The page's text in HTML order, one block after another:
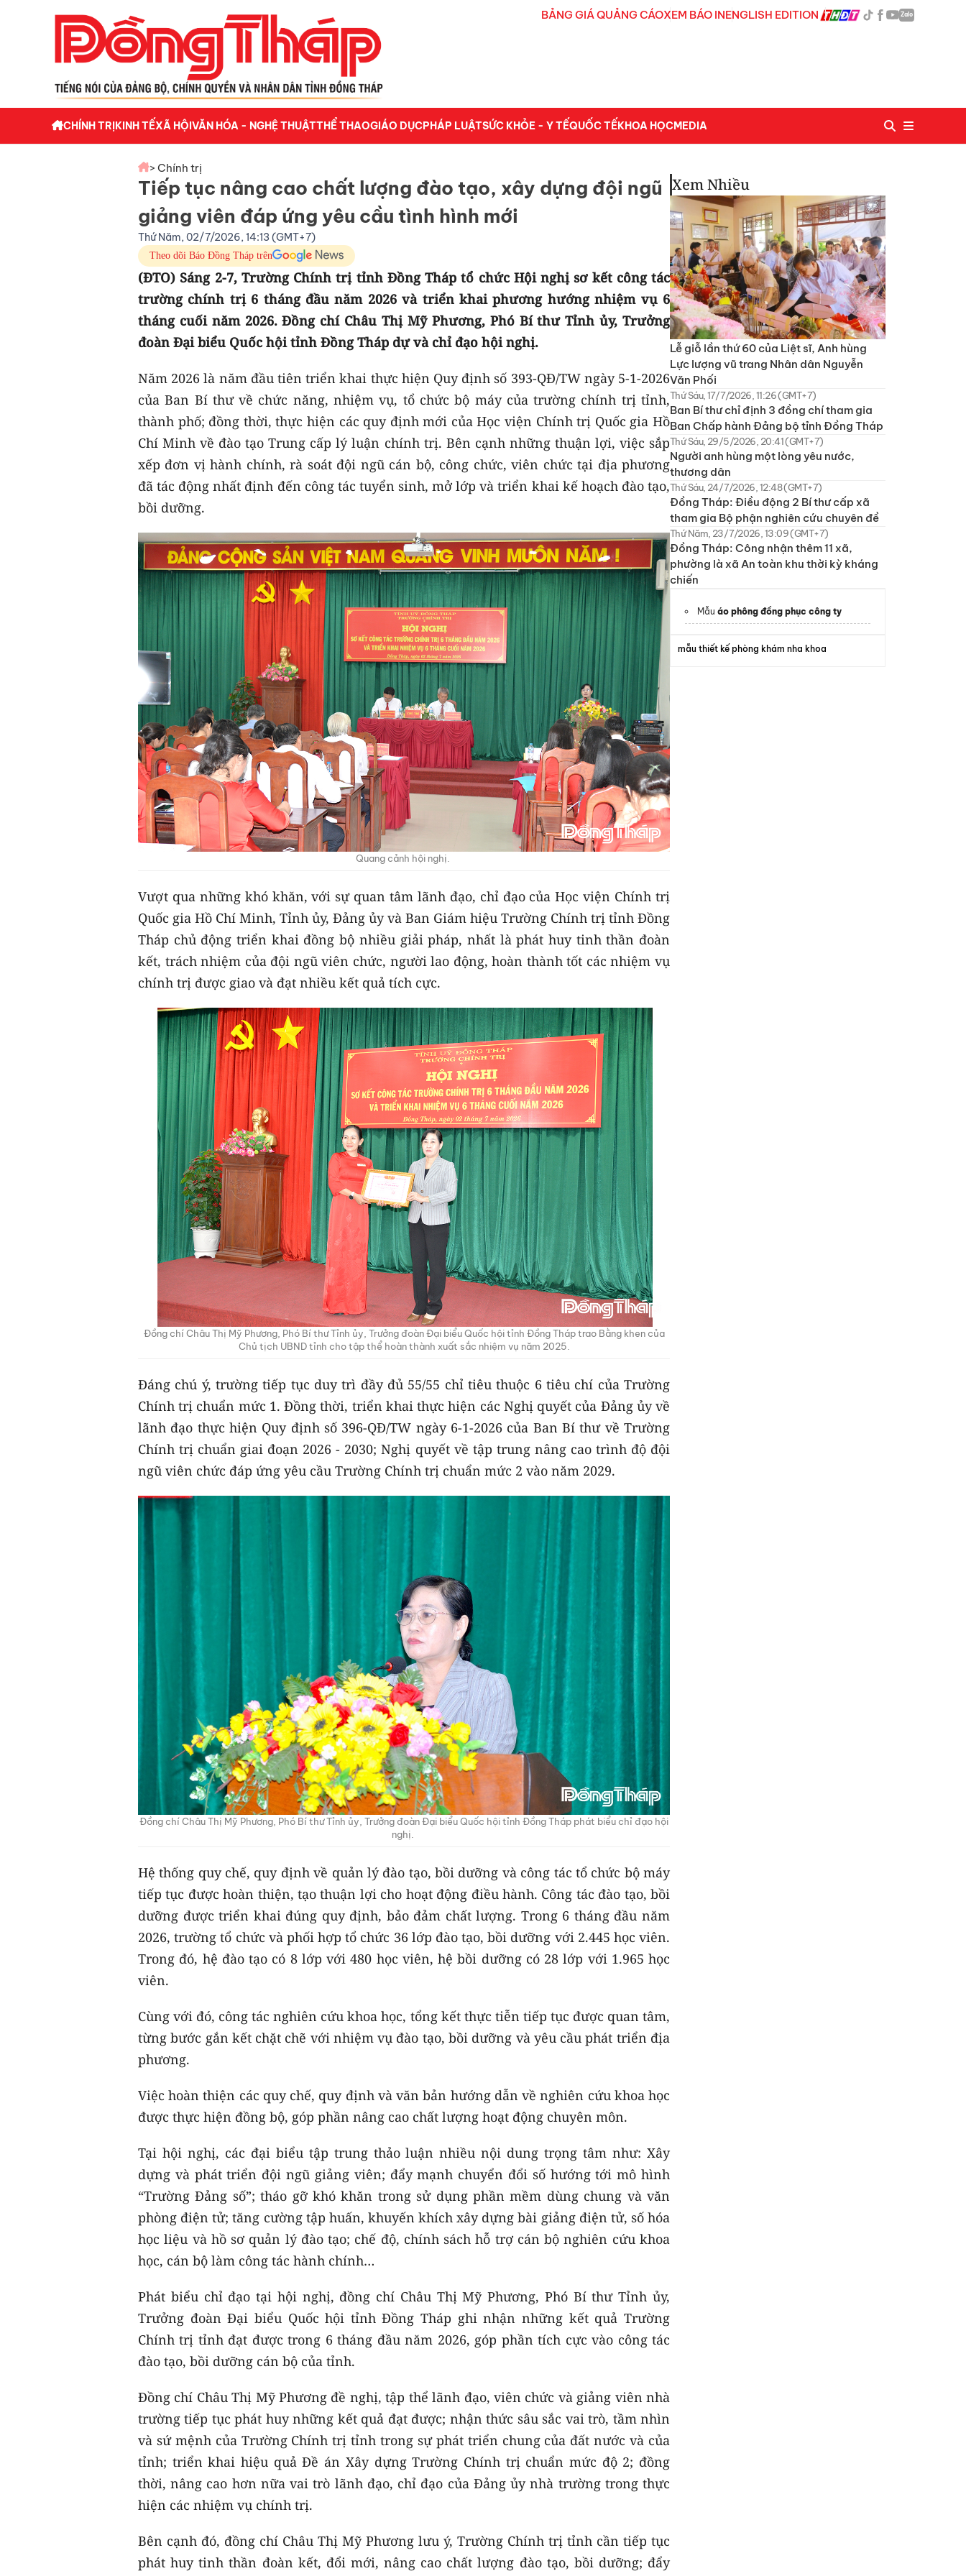
BẢNG GIÁ QUẢNG CÁOXEM BÁO INENGLISH EDITION Zalo
CHÍNH TRỊKINH TẾXÃ HỘIVĂN HÓA - NGHỆ THUẬTTHỂ THAOGIÁO DỤCPHÁP LUẬTSỨC KHỎE - Y TẾQUỐC TẾKHOA HỌCMEDIA
> Chính trị
Tiếp tục nâng cao chất lượng đào tạo, xây dựng đội ngũ
giảng viên đáp ứng yêu cầu tình hình mới
Thứ Năm, 02/7/2026, 14:13 (GMT+7)
Theo dõi Báo Đồng Tháp trên
(ĐTO) Sáng 2-7, Trường Chính trị tỉnh Đồng Tháp tổ chức Hội nghị sơ kết công tác
trường chính trị 6 tháng đầu năm 2026 và triển khai phương hướng nhiệm vụ 6
tháng cuối năm 2026. Đồng chí Châu Thị Mỹ Phương, Phó Bí thư Tỉnh ủy, Trưởng
đoàn Đại biểu Quốc hội tỉnh Đồng Tháp dự và chỉ đạo hội nghị.
Năm 2026 là năm đầu tiên triển khai thực hiện Quy định số 393-QĐ/TW ngày 5-1-2026
của Ban Bí thư về chức năng, nhiệm vụ, tổ chức bộ máy của trường chính trị tỉnh,
thành phố; đồng thời, thực hiện các quy định mới của Học viện Chính trị Quốc gia Hồ
Chí Minh về đào tạo Trung cấp lý luận chính trị. Bên cạnh những thuận lợi, việc sắp
xếp đơn vị hành chính, rà soát đội ngũ cán bộ, công chức, viên chức tại địa phương
đã tác động nhất định đến công tác tuyển sinh, mở lớp và triển khai kế hoạch đào tạo,
bồi dưỡng.
Quang cảnh hội nghị.
Vượt qua những khó khăn, với sự quan tâm lãnh đạo, chỉ đạo của Học viện Chính trị
Quốc gia Hồ Chí Minh, Tỉnh ủy, Đảng ủy và Ban Giám hiệu Trường Chính trị tỉnh Đồng
Tháp chủ động triển khai đồng bộ nhiều giải pháp, nhất là phát huy tinh thần đoàn
kết, trách nhiệm của đội ngũ viên chức, người lao động, hoàn thành tốt các nhiệm vụ
chính trị được giao và đạt nhiều kết quả tích cực.
Đồng chí Châu Thị Mỹ Phương, Phó Bí thư Tỉnh ủy, Trưởng đoàn Đại biểu Quốc hội tỉnh Đồng Tháp trao Bằng khen của
Chủ tịch UBND tỉnh cho tập thể hoàn thành xuất sắc nhiệm vụ năm 2025.
Đáng chú ý, trường tiếp tục duy trì đầy đủ 55/55 chỉ tiêu thuộc 6 tiêu chí của Trường
Chính trị chuẩn mức 1. Đồng thời, triển khai thực hiện các Nghị quyết của Đảng ủy về
lãnh đạo thực hiện Quy định số 396-QĐ/TW ngày 6-1-2026 của Ban Bí thư về Trường
Chính trị chuẩn giai đoạn 2026 - 2030; Nghị quyết về tập trung nâng cao trình độ đội
ngũ viên chức đáp ứng yêu cầu Trường Chính trị chuẩn mức 2 vào năm 2029.
Đồng chí Châu Thị Mỹ Phương, Phó Bí thư Tỉnh ủy, Trưởng đoàn Đại biểu Quốc hội tỉnh Đồng Tháp phát biểu chỉ đạo hội
nghị.
Hệ thống quy chế, quy định về quản lý đào tạo, bồi dưỡng và công tác tổ chức bộ máy
tiếp tục được hoàn thiện, tạo thuận lợi cho hoạt động điều hành. Công tác đào tạo, bồi
dưỡng được triển khai đúng quy định, bảo đảm chất lượng. Trong 6 tháng đầu năm
2026, trường tổ chức và phối hợp tổ chức 36 lớp đào tạo, bồi dưỡng với 2.445 học viên.
Trong đó, hệ đào tạo có 8 lớp với 480 học viên, hệ bồi dưỡng có 28 lớp với 1.965 học
viên.
Cùng với đó, công tác nghiên cứu khoa học, tổng kết thực tiễn tiếp tục được quan tâm,
từng bước gắn kết chặt chẽ với nhiệm vụ đào tạo, bồi dưỡng và yêu cầu phát triển địa
phương.
Việc hoàn thiện các quy chế, quy định và văn bản hướng dẫn về nghiên cứu khoa học
được thực hiện đồng bộ, góp phần nâng cao chất lượng hoạt động chuyên môn.
Tại hội nghị, các đại biểu tập trung thảo luận nhiều nội dung trọng tâm như: Xây
dựng và phát triển đội ngũ giảng viên; đẩy mạnh chuyển đổi số hướng tới mô hình
“Trường Đảng số”; tháo gỡ khó khăn trong sử dụng phần mềm dùng chung và văn
phòng điện tử; tăng cường tập huấn, khuyến khích xây dựng bài giảng điện tử, số hóa
học liệu và hồ sơ quản lý đào tạo; chế độ, chính sách hỗ trợ cán bộ nghiên cứu khoa
học, cán bộ làm công tác hành chính…
Phát biểu chỉ đạo tại hội nghị, đồng chí Châu Thị Mỹ Phương, Phó Bí thư Tỉnh ủy,
Trưởng đoàn Đại biểu Quốc hội tỉnh Đồng Tháp ghi nhận những kết quả Trường
Chính trị tỉnh đạt được trong 6 tháng đầu năm 2026, góp phần tích cực vào công tác
đào tạo, bồi dưỡng cán bộ của tỉnh.
Đồng chí Châu Thị Mỹ Phương đề nghị, tập thể lãnh đạo, viên chức và giảng viên nhà
trường tiếp tục phát huy những kết quả đạt được; nhận thức sâu sắc vai trò, tầm nhìn
và sứ mệnh của Trường Chính trị tỉnh trong sự phát triển chung của đất nước và của
tỉnh; triển khai hiệu quả Đề án Xây dựng Trường Chính trị chuẩn mức độ 2; đồng
thời, nâng cao hơn nữa vai trò lãnh đạo, chỉ đạo của Đảng ủy nhà trường trong thực
hiện các nhiệm vụ chính trị.
Bên cạnh đó, đồng chí Châu Thị Mỹ Phương lưu ý, Trường Chính trị tỉnh cần tiếp tục
phát huy tinh thần đoàn kết, đổi mới, nâng cao chất lượng đào tạo, bồi dưỡng; đẩy
Xem Nhiều
Lễ giỗ lần thứ 60 của Liệt sĩ, Anh hùng
Lực lượng vũ trang Nhân dân Nguyễn
Văn Phối
Thứ Sáu, 17/7/2026, 11:26 (GMT+7)
Ban Bí thư chỉ định 3 đồng chí tham gia
Ban Chấp hành Đảng bộ tỉnh Đồng Tháp
Thứ Sáu, 29/5/2026, 20:41 (GMT+7)
Người anh hùng một lòng yêu nước,
thương dân
Thứ Sáu, 24/7/2026, 12:48 (GMT+7)
Đồng Tháp: Điều động 2 Bí thư cấp xã
tham gia Bộ phận nghiên cứu chuyên đề
Thứ Năm, 23/7/2026, 13:09 (GMT+7)
Đồng Tháp: Công nhận thêm 11 xã,
phường là xã An toàn khu thời kỳ kháng
chiến
Mẫu áo phông đồng phục công ty
mẫu thiết kế phòng khám nha khoa​